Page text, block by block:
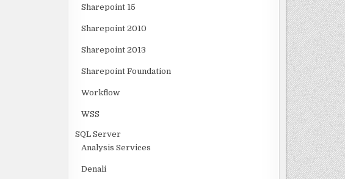
Sharepoint 15
Sharepoint 2010
Sharepoint 2013
Sharepoint Foundation
Workflow
WSS
SQL Server
Analysis Services
Denali